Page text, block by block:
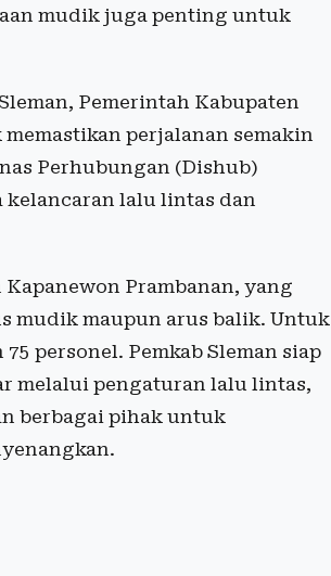
mudik juga penting untuk
Pemerintah Kabupaten
perjalanan semakin
Perhubungan (Dishub)
kelancaran lalu lintas dan
Prambanan, yang
mudik maupun arus balik. Untuk
personel. Pemkab Sleman siap
melalui pengaturan lalu lintas,
berbagai pihak untuk